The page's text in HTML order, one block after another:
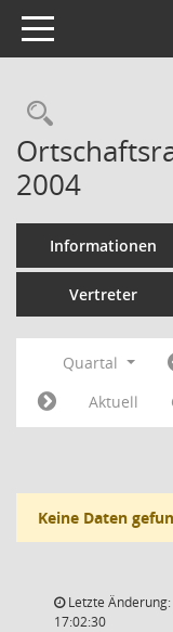
Toggle navigation
2004
Informationen
Vertreter
Quartal
Aktuell
Keine Daten
Letzte
17:02:30